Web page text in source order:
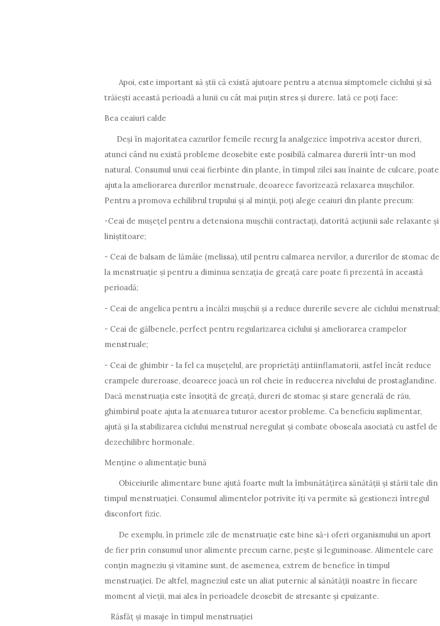
Apoi, este important să știi că există ajutoare pentru a atenua simptomele ciclului și să
trăiești această perioadă a lunii cu cât mai puțin stres și durere. Iată ce poți face:
Bea ceaiuri calde
Deși în majoritatea cazurilor femeile recurg la analgezice împotriva acestor dureri,
atunci când nu există probleme deosebite este posibilă calmarea durerii într-un mod
natural. Consumul unui ceai fierbinte din plante, în timpul zilei sau înainte de culcare, poate
ajuta la ameliorarea durerilor menstruale, deoarece favorizează relaxarea mușchilor.
Pentru a promova echilibrul trupului și al minții, poți alege ceaiuri din plante precum:
-Ceai de mușețel pentru a detensiona mușchii contractați, datorită acțiunii sale relaxante și
liniștitoare;
- Ceai de balsam de lămâie (melissa), util pentru calmarea nervilor, a durerilor de stomac de
la menstruație și pentru a diminua senzația de greață care poate fi prezentă în această
perioadă;
- Ceai de angelica pentru a încălzi mușchii și a reduce durerile severe ale ciclului menstrual;
- Ceai de gălbenele, perfect pentru regularizarea ciclului și ameliorarea crampelor
menstruale;
- Ceai de ghimbir - la fel ca mușețelul, are proprietăți antiinflamatorii, astfel încât reduce
crampele dureroase, deoarece joacă un rol cheie în reducerea nivelului de prostaglandine.
Dacă menstruația este însoțită de greață, dureri de stomac și stare generală de rău,
ghimbirul poate ajuta la atenuarea tuturor acestor probleme. Ca beneficiu suplimentar,
ajută și la stabilizarea ciclului menstrual neregulat și combate oboseala asociată cu astfel de
dezechilibre hormonale.
Menține o alimentație bună
Obiceiurile alimentare bune ajută foarte mult la îmbunătățirea sănătății și stării tale din
timpul menstruației. Consumul alimentelor potrivite îți va permite să gestionezi întregul
disconfort fizic.
De exemplu, în primele zile de menstruație este bine să-i oferi organismului un aport
de fier prin consumul unor alimente precum carne, pește și leguminoase. Alimentele care
conțin magneziu și vitamine sunt, de asemenea, extrem de benefice în timpul
menstruației. De altfel, magneziul este un aliat puternic al sănătății noastre în fiecare
moment al vieții, mai ales în perioadele deosebit de stresante și epuizante.
Răsfăț și masaje în timpul menstruației